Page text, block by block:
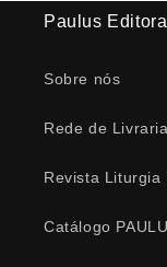
Paulus Editora
Sobre nós
Rede de
Revista Liturgia
Catálogo